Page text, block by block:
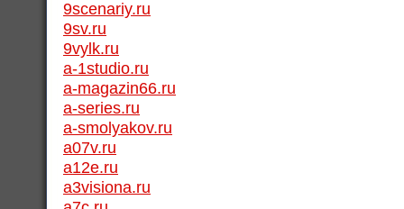
9scenariy.ru
9sv.ru
9vylk.ru
a-1studio.ru
a-magazin66.ru
a-series.ru
a-smolyakov.ru
a07v.ru
a12e.ru
a3visiona.ru